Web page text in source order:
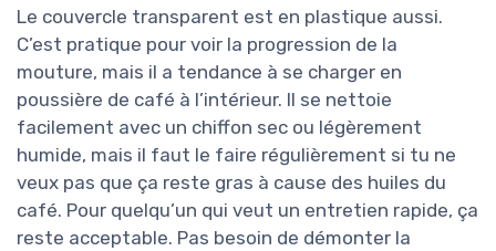
Le couvercle transparent est en plastique aussi.
C’est pratique pour voir la progression de la
mouture, mais il a tendance à se charger en
poussière de café à l’intérieur. Il se nettoie
facilement avec un chiffon sec ou légèrement
humide, mais il faut le faire régulièrement si tu ne
veux pas que ça reste gras à cause des huiles du
café. Pour quelqu’un qui veut un entretien rapide, ça
reste acceptable. Pas besoin de démonter la